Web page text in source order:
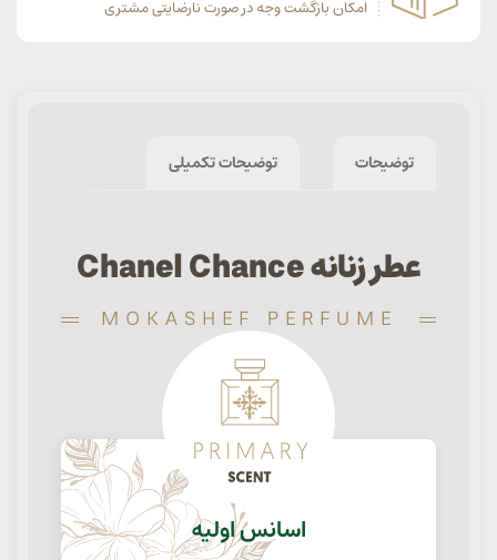
امکان بازگشت وجه در صورت نارضایتی مشتری
توضیحات توضیحات تکمیلی
عطر زنانه Chanel Chance
MOKASHEF PERFUME
اسانس اولیه